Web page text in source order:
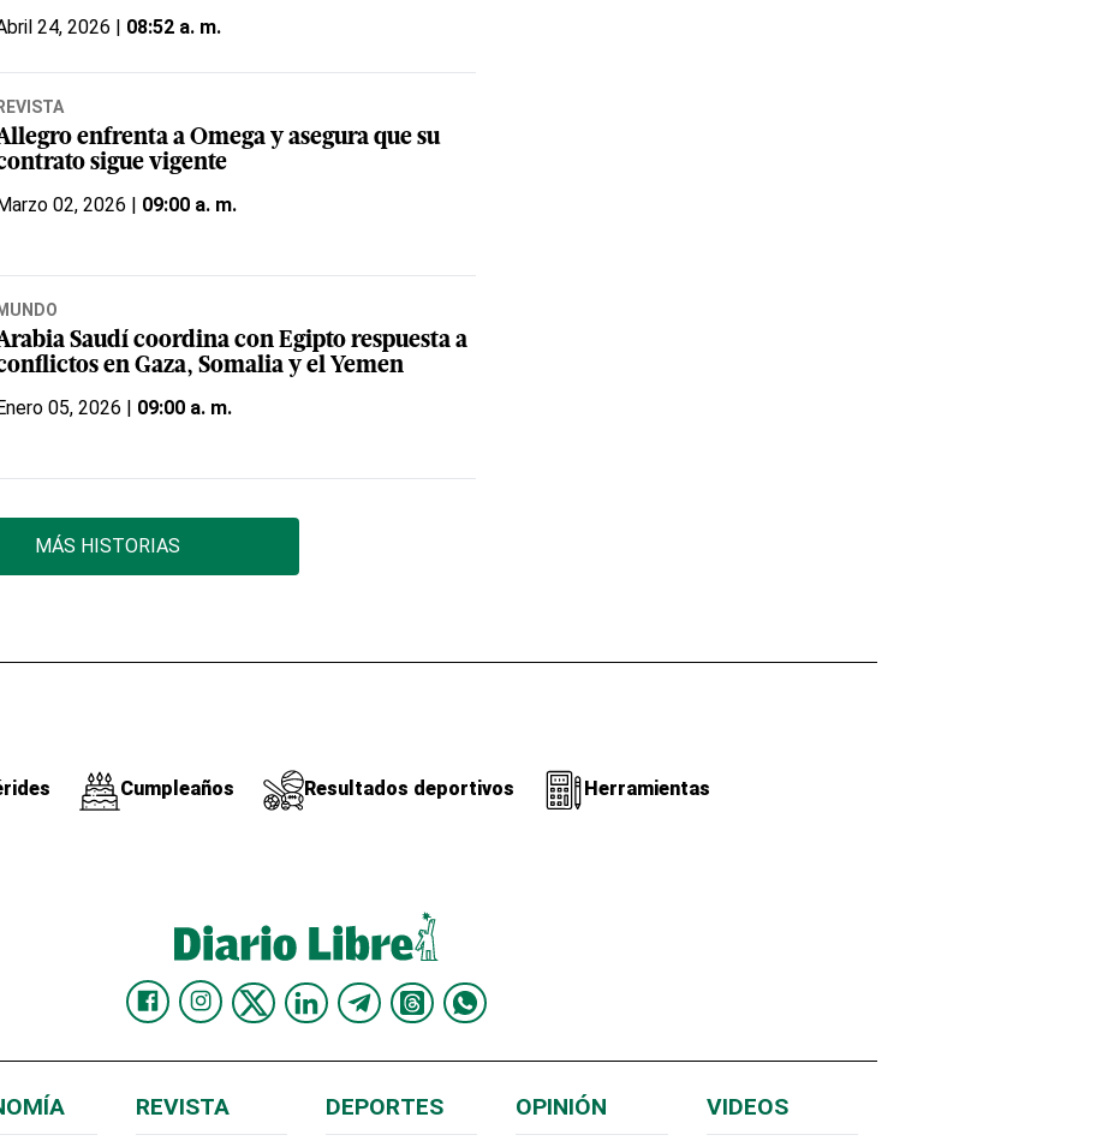
24, 2026 | 08:52 a. m.
REVISTA
enfrenta a Omega y asegura que su
sigue vigente
02, 2026 | 09:00 a. m.
MUNDO
Saudí coordina con Egipto respuesta a
en Gaza, Somalia y el Yemen
05, 2026 | 09:00 a. m.
MÁS HISTORIAS
Cumpleaños Resultados deportivos Herramientas
REVISTA DEPORTES OPINIÓN VIDEOS